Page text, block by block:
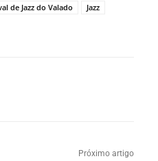
de Jazz do Valado
Jazz
Próximo artigo